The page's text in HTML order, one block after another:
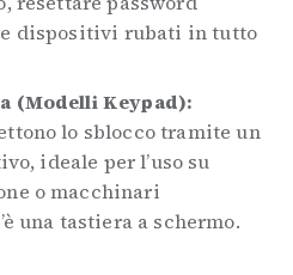
dispositivi rubati in tutto
(Modelli Keypad):
lo sblocco tramite un
ideale per l’uso su
o macchinari
una tastiera a schermo.